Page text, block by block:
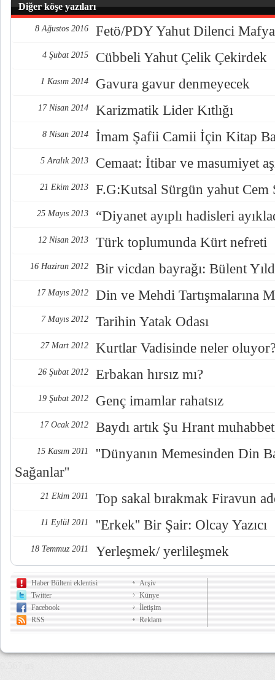
Diğer köşe yazıları
8 Ağustos 2016 Fetö/PDY Yahut Dilenci
4 Şubat 2015 Cübbeli Yahut Çelik Çekirdek
1 Kasım 2014 Gavura gavur denmeyecek
17 Nisan 2014 Karizmatik Lider Kıtlığı
8 Nisan 2014 İmam Şafii Camii İçin Kitap
5 Aralık 2013 Cemaat: İtibar ve masumiyet
21 Ekim 2013 F.G:Kutsal Sürgün yahut Cem
25 Mayıs 2013 “Diyanet ayıplı hadisleri
12 Nisan 2013 Türk toplumunda Kürt nefreti
16 Haziran 2012 Bir vicdan bayrağı: Bülent
17 Mayıs 2012 Din ve Mehdi Tartışmalarına
7 Mayıs 2012 Tarihin Yatak Odası
27 Mart 2012 Kurtlar Vadisinde neler
26 Şubat 2012 Erbakan hırsız mı?
19 Şubat 2012 Genç imamlar rahatsız
17 Ocak 2012 Baydı artık Şu Hrant
15 Kasım 2011
''Dünyanın Memesinden Din
Sağanlar''
21 Ekim 2011 Top sakal bırakmak Firavun
11 Eylül 2011 ''Erkek'' Bir Şair: Olcay Yazıcı
18 Temmuz 2011 Yerleşmek/ yerlileşmek
Haber Bülteni eklentisi
Twitter
Facebook
RSS
Arşiv
Künye
İletişim
Reklam